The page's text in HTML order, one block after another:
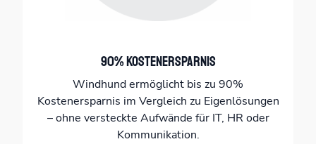
90% Kostenersparnis
Windhund ermöglicht bis zu 90%
Kostenersparnis im Vergleich zu Eigenlösungen
– ohne versteckte Aufwände für IT, HR oder
Kommunikation.